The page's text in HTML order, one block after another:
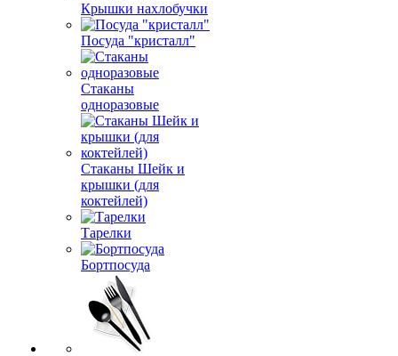
Крышки нахлобучки
Посуда "кристалл"
Стаканы
одноразовые
Стаканы Шейк и
крышки (для
коктейлей)
Тарелки
Бортпосуда